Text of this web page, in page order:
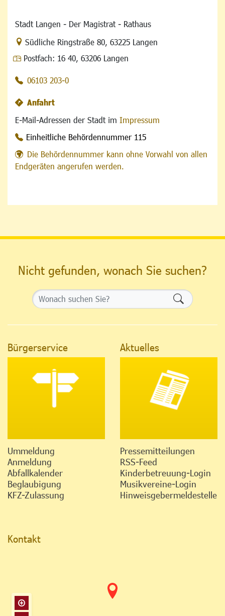
Stadt Langen - Der Magistrat - Rathaus
Link zur Google-Maps Navigation
Südliche Ringstraße 80, 63225 Langen
Postfach: 16 40, 63206 Langen
06103 203-0
Anfahrt
E-Mail-Adressen der Stadt im Impressum
Einheitliche Behördennummer 115
Die Behördennummer kann ohne Vorwahl von allen
Endgeräten angerufen werden.
Nicht gefunden, wonach Sie suchen?
Bürgerservice
Ummeldung
Anmeldung
Abfallkalender
Beglaubigung
KFZ-Zulassung
Aktuelles
Pressemitteilungen
RSS-Feed
Kinderbetreuung-Login
Musikvereine-Login
Hinweisgebermeldestelle
Kontakt